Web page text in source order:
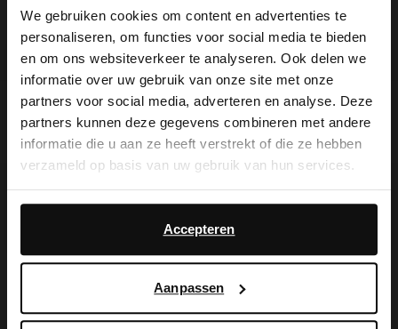
We gebruiken cookies om content en advertenties te
personaliseren, om functies voor social media te bieden
en om ons websiteverkeer te analyseren. Ook delen we
informatie over uw gebruik van onze site met onze
partners voor social media, adverteren en analyse. Deze
partners kunnen deze gegevens combineren met andere
informatie die u aan ze heeft verstrekt of die ze hebben
verzameld op basis van uw gebruik van hun services.
Daarnaast werken wij samen met Google voor
advertentie- en meetdoeleinden. Meer informatie over
hoe Google uw persoonsgegevens gebruikt, vindt u op
Accepteren
Aanpassen
Zilveren metallic sandalen met
blokhak
69.99
Beige muiltjes met blokhak
89.99
×
View this website in English?
It looks like your language isn't Dutch. Would
you like to switch to English?
Yes, switch to
English
No, stay in Dutch